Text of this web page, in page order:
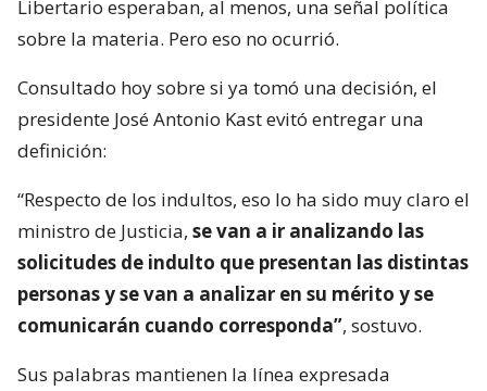
Libertario esperaban, al menos, una señal política
sobre la materia. Pero eso no ocurrió.
Consultado hoy sobre si ya tomó una decisión, el
presidente José Antonio Kast evitó entregar una
definición:
“Respecto de los indultos, eso lo ha sido muy claro el
ministro de Justicia, se van a ir analizando las
solicitudes de indulto que presentan las distintas
personas y se van a analizar en su mérito y se
comunicarán cuando corresponda”, sostuvo.
Sus palabras mantienen la línea expresada